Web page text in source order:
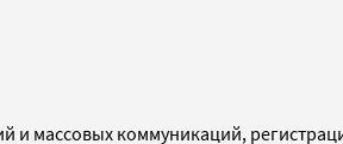
и массовых коммуникаций,